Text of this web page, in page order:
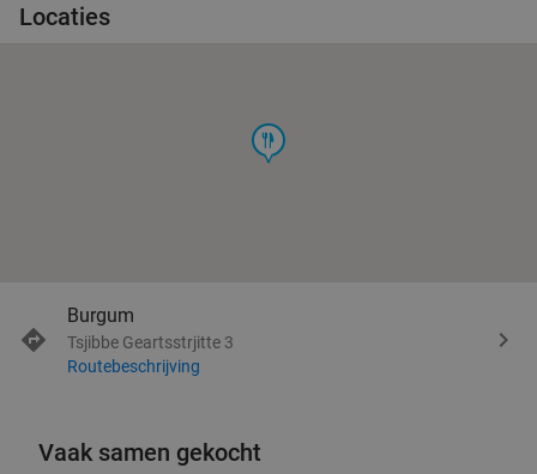
Locaties
food
Burgum
Tsjibbe Geartsstrjitte 3
Routebeschrijving
Vaak samen gekocht